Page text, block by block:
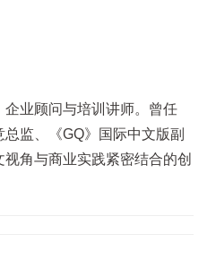
业顾问与培训讲师。曾任
总监、《GQ》国际中文版副
角与商业实践紧密结合的创